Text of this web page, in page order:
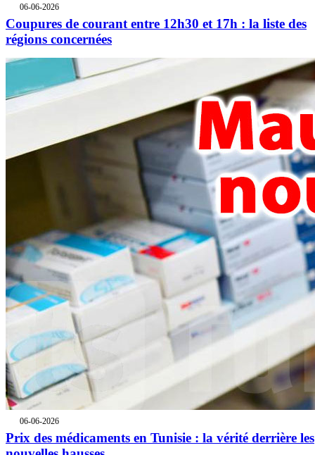
06-06-2026
Coupures de courant entre 12h30 et 17h : la liste des
régions concernées
06-06-2026
Prix des médicaments en Tunisie : la vérité derrière les